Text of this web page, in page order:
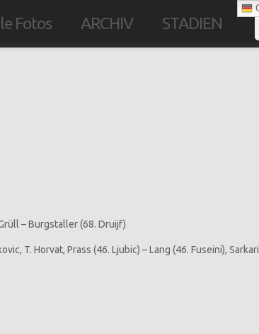
Fotos ARCHIV STADIEN
– Burgstaller (68. Druijf)
T. Horvat, Prass (46. Ljubic) – Lang (46. Fuseini),